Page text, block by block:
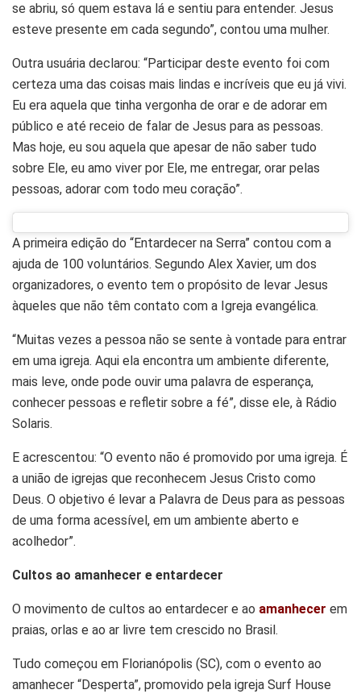
se abriu, só quem estava lá e sentiu para entender. Jesus
esteve presente em cada segundo”, contou uma mulher.
Outra usuária declarou: “Participar deste evento foi com
certeza uma das coisas mais lindas e incríveis que eu já vivi.
Eu era aquela que tinha vergonha de orar e de adorar em
público e até receio de falar de Jesus para as pessoas.
Mas hoje, eu sou aquela que apesar de não saber tudo
sobre Ele, eu amo viver por Ele, me entregar, orar pelas
pessoas, adorar com todo meu coração”.
A primeira edição do “Entardecer na Serra” contou com a
ajuda de 100 voluntários. Segundo Alex Xavier, um dos
organizadores, o evento tem o propósito de levar Jesus
àqueles que não têm contato com a Igreja evangélica.
“Muitas vezes a pessoa não se sente à vontade para entrar
em uma igreja. Aqui ela encontra um ambiente diferente,
mais leve, onde pode ouvir uma palavra de esperança,
conhecer pessoas e refletir sobre a fé”, disse ele, à Rádio
Solaris.
E acrescentou: “O evento não é promovido por uma igreja. É
a união de igrejas que reconhecem Jesus Cristo como
Deus. O objetivo é levar a Palavra de Deus para as pessoas
de uma forma acessível, em um ambiente aberto e
acolhedor”.
Cultos ao amanhecer e entardecer
O movimento de cultos ao entardecer e ao amanhecer em
praias, orlas e ao ar livre tem crescido no Brasil.
Tudo começou em Florianópolis (SC), com o evento ao
amanhecer “Desperta”, promovido pela igreja Surf House